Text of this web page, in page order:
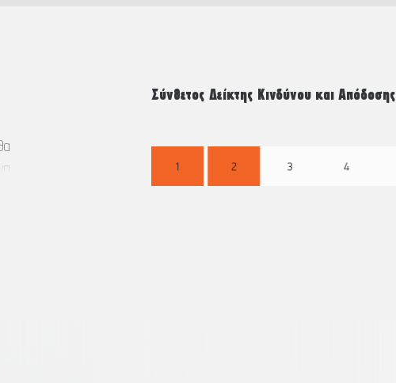
Σύνθετος Δείκτης Κινδύνου και Απόδοσης